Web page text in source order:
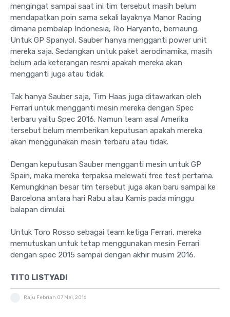
mengingat sampai saat ini tim tersebut masih belum
mendapatkan poin sama sekali layaknya Manor Racing
dimana pembalap Indonesia, Rio Haryanto, bernaung.
Untuk GP Spanyol, Sauber hanya mengganti power unit
mereka saja. Sedangkan untuk paket aerodinamika, masih
belum ada keterangan resmi apakah mereka akan
mengganti juga atau tidak.
Tak hanya Sauber saja, Tim Haas juga ditawarkan oleh
Ferrari untuk mengganti mesin mereka dengan Spec
terbaru yaitu Spec 2016. Namun team asal Amerika
tersebut belum memberikan keputusan apakah mereka
akan menggunakan mesin terbaru atau tidak.
Dengan keputusan Sauber mengganti mesin untuk GP
Spain, maka mereka terpaksa melewati free test pertama.
Kemungkinan besar tim tersebut juga akan baru sampai ke
Barcelona antara hari Rabu atau Kamis pada minggu
balapan dimulai.
Untuk Toro Rosso sebagai team ketiga Ferrari, mereka
memutuskan untuk tetap menggunakan mesin Ferrari
dengan spec 2015 sampai dengan akhir musim 2016.
TITO LISTYADI
Raju Febrian 07 Mei, 2016